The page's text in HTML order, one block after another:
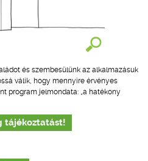
és szembesülünk az alkalmazásuk
válik, hogy mennyire érvényes
program jelmondata: „a hatékony
tájékoztatást!